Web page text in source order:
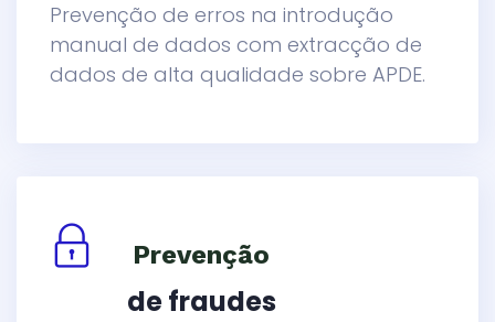
Prevenção de erros na introdução
manual de dados com extracção de
dados de alta qualidade sobre APDE.
Prevenção
de fraudes